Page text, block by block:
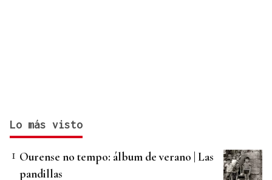
Lo más visto
Ourense no tempo: álbum de verano | Las
pandillas